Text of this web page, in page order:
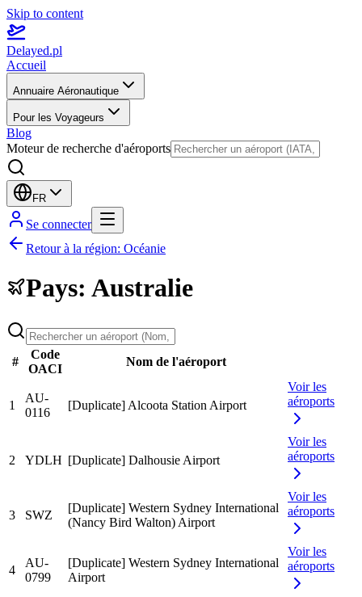
Skip to content
Delayed.pl
Accueil
Annuaire Aéronautique
Pour les Voyageurs
Blog
Moteur de recherche d'aéroports
FR
Se connecter
Retour à la région: Océanie
Pays: Australie
#
Code
OACI
Nom de l'aéroport
1
AU-
0116
[Duplicate] Alcoota Station Airport
Voir les
aéroports
2 YDLH [Duplicate] Dalhousie Airport
Voir les
aéroports
3 SWZ
[Duplicate] Western Sydney International
(Nancy Bird Walton) Airport
Voir les
aéroports
4
AU-
0799
[Duplicate] Western Sydney International
Airport
Voir les
aéroports